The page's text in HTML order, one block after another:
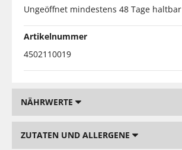
Ungeöffnet mindestens 48 Tage haltbar
Artikelnummer
4502110019
NÄHRWERTE
ZUTATEN UND ALLERGENE